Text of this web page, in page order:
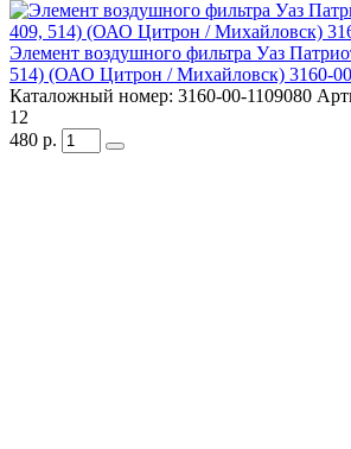
Элемент воздушного фильтра Уаз
514) (ОАО Цитрон / Михайловск) 3160-
Каталожный номер: 3160-00-1109080
12
480 р.